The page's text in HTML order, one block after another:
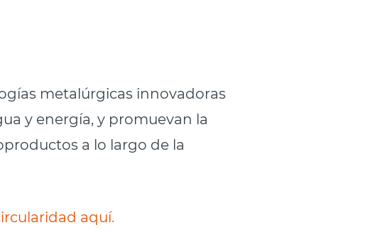
metalúrgicas innovadoras
y energía, y promuevan la
a lo largo de la
aquí.